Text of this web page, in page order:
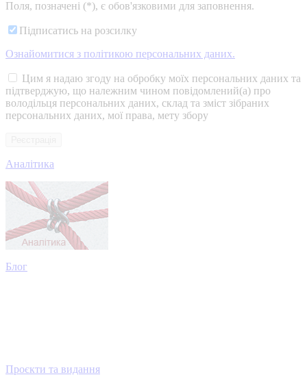
Поля, позначені (*), є обов'язковими для заповнення.
Підписатись на розсилку
Ознайомитися з політикою персональних даних.
Цим я надаю згоду на обробку моїх персональних даних та
підтверджую, що належним чином повідомлений(а) про
володільця персональних даних, склад та зміст зібраних
персональних даних, мої права, мету збору
Аналітика
Блог
Проєкти та видання